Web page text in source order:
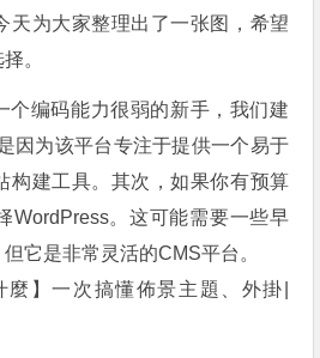
天为大家整理出了一张图，希望
。
个编码能力很弱的新手，我们建
因为该平台专注于提供一个易于
构建工具。其次，如果你有预算
WordPress。这可能需要一些早
它是非常灵活的CMS平台。